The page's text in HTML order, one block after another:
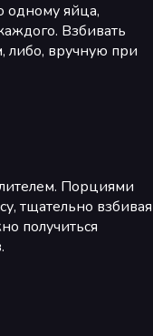
одному яйца,
Взбивать
либо, вручную при
Порциями
тщательно взбивая
получиться